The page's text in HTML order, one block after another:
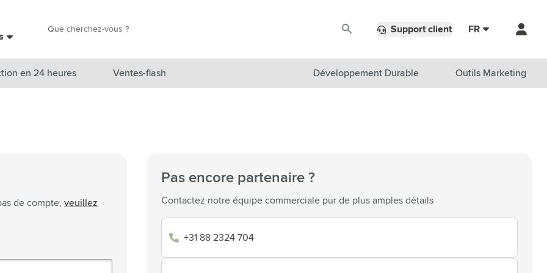
Sacs & Voyage
Produits de soin
Support client FR
en 24 heures Ventes-flash Développement Durable Outils Marketing
de compte, veuillez
Pas encore partenaire ?
Contactez notre équipe commerciale pur de plus amples détails
+31 88 2324 704